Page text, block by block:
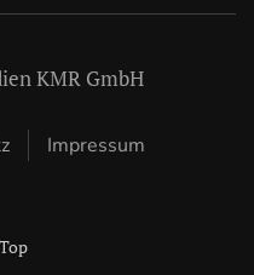
KMR GmbH
Impressum